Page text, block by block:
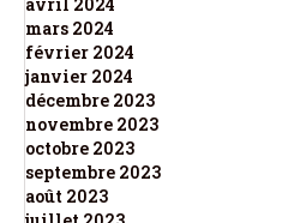
mars 2024
février 2024
janvier 2024
décembre 2023
novembre 2023
octobre 2023
septembre 2023
août 2023